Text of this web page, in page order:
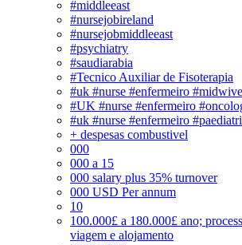
#middleeast
#nursejobireland
#nursejobmiddleeast
#psychiatry
#saudiarabia
#Tecnico Auxiliar de Fisoterapia
#uk #nurse #enfermeiro
#UK #nurse #enfermeiro
#uk #nurse #enfermeiro
+ despesas combustivel
000
000 a 15
000 salary plus 35% turnover
000 USD Per annum
10
100.000£ a 180.000£ ano;
viagem e alojamento